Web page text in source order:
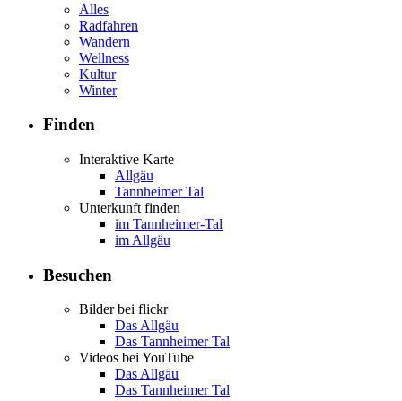
Alles
Radfahren
Wandern
Wellness
Kultur
Winter
Finden
Interaktive Karte
Allgäu
Tannheimer Tal
Unterkunft finden
im Tannheimer-Tal
im Allgäu
Besuchen
Bilder bei flickr
Das Allgäu
Das Tannheimer Tal
Videos bei YouTube
Das Allgäu
Das Tannheimer Tal